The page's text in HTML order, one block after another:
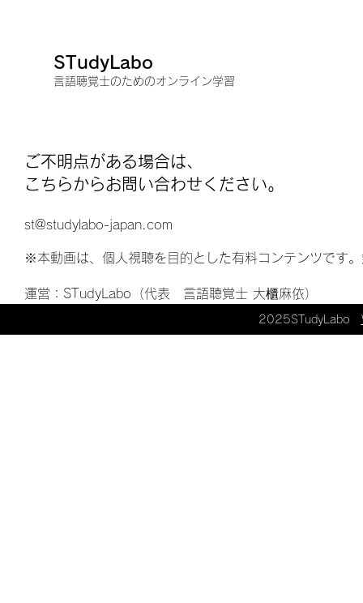
STudyLabo
​言語聴覚士のためのオンライン学習
ご不明点がある場合は、
こちらからお問い合わせください。
st@studylabo-japan.com
※本動画は、個人視聴を目的とした有料コンテンツです
2025STudyLabo
運営：STudyLabo（代表 言語聴覚士 大櫃麻依）